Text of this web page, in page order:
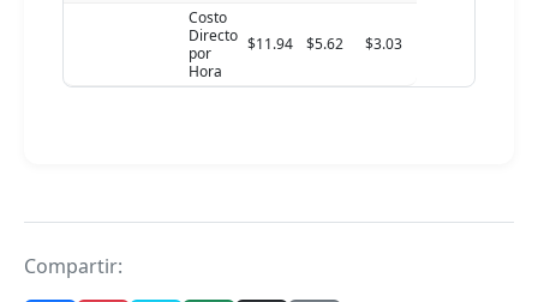
Costo
Directo
por
Hora
$11.94 $5.62 $3.03
Compartir: